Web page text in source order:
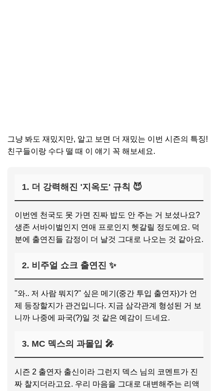
그냥 봐도 재밌지만, 알고 보면 더 재밌는 이번 시즌의 특징!
친구들이랑 수다 떨 때 이 얘기 꼭 해보세요.
1. 더 강력해진 '지옥도' 규칙 😈
이번엔 천국도 못 가면 진짜 밥도 안 주는 거 보셨나요?
생존 서바이벌인지 연애 프로인지 헷갈릴 정도예요. 덕
분에 출연진들 감정이 더 날것 그대로 나오는 것 같아요.
2. 비주얼 쇼크 출연진 ✨
"와.. 저 사람 뭐지?" 싶은 메기(중간 투입 출연자)가 언
제 등장할지가 관건입니다. 지금 삼각관계 형성된 거 보
니까 나중에 파국(?)일 것 같은 예감이 드네요.
3. MC 덱스의 과몰입 🎤
시즌 2 출연자 출신이라 그런지 덱스 님의 코멘트가 진
짜 찰지더라고요. 우리 마음을 그대로 대변해주는 리액